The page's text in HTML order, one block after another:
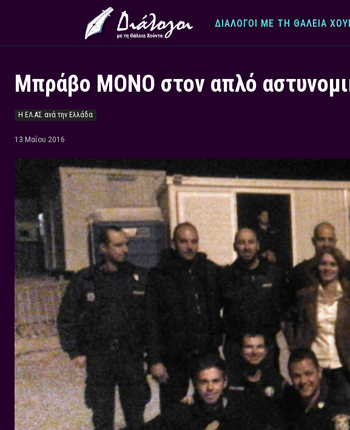
ΔΙΆΛΟΓΟΙ ΜΕ ΤΗ ΘΆΛΕΙΑ
Μπράβο ΜΟΝΟ στον απλό
Η ΕΛ.ΑΣ ανά την Ελλάδα
13 Μαΐου 2016